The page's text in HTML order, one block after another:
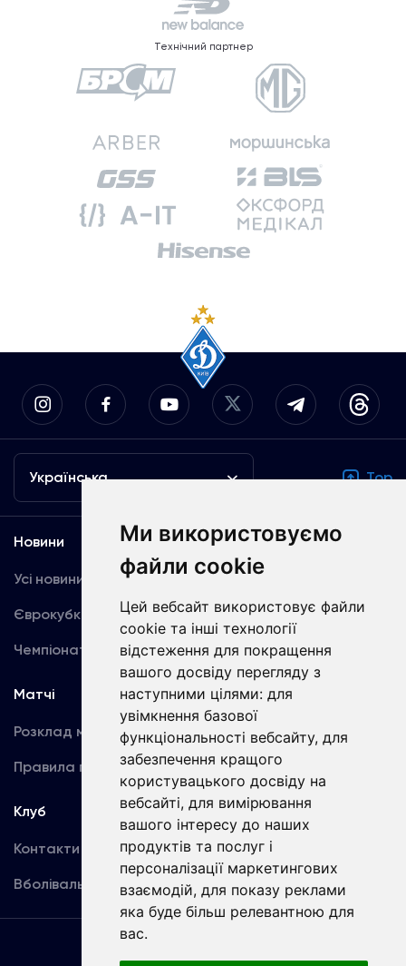
Ми використовуємо
файли cookie
Цей вебсайт використовує файли
cookie та інші технології
відстеження для покращення
вашого досвіду перегляду з
наступними цілями: для
увімкнення базової
функціональності вебсайту, для
забезпечення кращого
користувацького досвіду на
вебсайті, для вимірювання
вашого інтересу до наших
продуктів та послуг і
персоналізації маркетингових
взаємодій, для показу реклами
яка буде більш релевантною для
вас.
Технічний партнер
Українська Top
Новини
Усі новини
Єврокубки
Чемпіонат України
Медіа
Динамо TV
Фотогалерея
Акредитація
Матчі
Розклад матчів
Правила поведінки
Команда
Перша команда
U19
Клуб
Контакти
Вболівальникам
Угода